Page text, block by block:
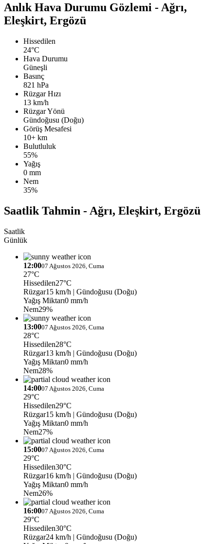
Anlık Hava Durumu Gözlemi - Ağrı,
Eleşkirt, Ergözü
Hissedilen
24°C
Hava Durumu
Güneşli
Basınç
821 hPa
Rüzgar Hızı
13 km/h
Rüzgar Yönü
Gündoğusu (Doğu)
Görüş Mesafesi
10+ km
Bulutluluk
55%
Yağış
0 mm
Nem
35%
Saatlik Tahmin - Ağrı, Eleşkirt, Ergözü
Saatlik
Günlük
12:0007 Ağustos 2026, Cuma
27°C
Hissedilen27°C
Rüzgar15 km/h | Gündoğusu (Doğu)
Yağış Miktarı0 mm/h
Nem29%
13:0007 Ağustos 2026, Cuma
28°C
Hissedilen28°C
Rüzgar13 km/h | Gündoğusu (Doğu)
Yağış Miktarı0 mm/h
Nem28%
14:0007 Ağustos 2026, Cuma
29°C
Hissedilen29°C
Rüzgar15 km/h | Gündoğusu (Doğu)
Yağış Miktarı0 mm/h
Nem27%
15:0007 Ağustos 2026, Cuma
29°C
Hissedilen30°C
Rüzgar16 km/h | Gündoğusu (Doğu)
Yağış Miktarı0 mm/h
Nem26%
16:0007 Ağustos 2026, Cuma
29°C
Hissedilen30°C
Rüzgar24 km/h | Gündoğusu (Doğu)